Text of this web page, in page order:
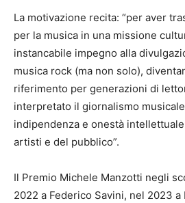
La motivazione recita: “per aver
per la musica in una missione
instancabile impegno alla
musica rock (ma non solo),
riferimento per generazioni di
interpretato il giornalismo
indipendenza e onestà
artisti e del pubblico”.
Il Premio Michele Manzotti negli
2022 a Federico Savini, nel 2023